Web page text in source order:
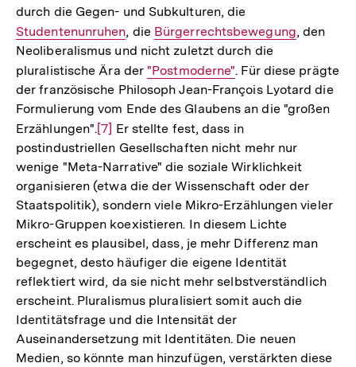
durch die Gegen- und Subkulturen, die
Link:
Studentenunruhen, die Interner
Link:
Bürgerrechtsbewegung, den
Neoliberalismus und nicht zuletzt durch die
pluralistische Ära derInterner
Link:
"Postmoderne". Für diese prägte
der französische Philosoph Jean-François Lyotard die
Formulierung vom Ende des Glaubens an die "großen
Erzählungen".Zur
Auflösung
der
Fußnote
[7] Er stellte fest, dass in
postindustriellen Gesellschaften nicht mehr nur
wenige "Meta-Narrative" die soziale Wirklichkeit
organisieren (etwa die der Wissenschaft oder der
Staatspolitik), sondern viele Mikro-Erzählungen vieler
Mikro-Gruppen koexistieren. In diesem Lichte
erscheint es plausibel, dass, je mehr Differenz man
begegnet, desto häufiger die eigene Identität
reflektiert wird, da sie nicht mehr selbstverständlich
erscheint. Pluralismus pluralisiert somit auch die
Identitätsfrage und die Intensität der
Auseinandersetzung mit Identitäten. Die neuen
Medien, so könnte man hinzufügen, verstärkten diese